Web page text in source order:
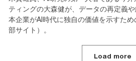
ティングの大森健が、データの再定義
本企業がAI時代に独自の価値を示すた
部サイト）。
Load more